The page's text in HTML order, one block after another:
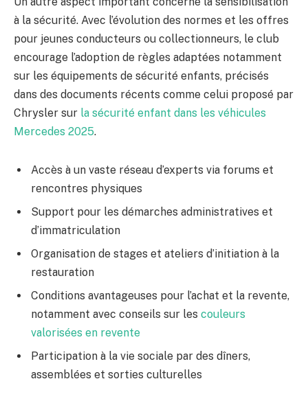
à la sécurité. Avec l’évolution des normes et les offres
pour jeunes conducteurs ou collectionneurs, le club
encourage l’adoption de règles adaptées notamment
sur les équipements de sécurité enfants, précisés
dans des documents récents comme celui proposé par
Chrysler sur la sécurité enfant dans les véhicules
Mercedes 2025.
Accès à un vaste réseau d’experts via forums et
rencontres physiques
Support pour les démarches administratives et
d’immatriculation
Organisation de stages et ateliers d’initiation à la
restauration
Conditions avantageuses pour l’achat et la revente,
notamment avec conseils sur les couleurs
valorisées en revente
Participation à la vie sociale par des dîners,
assemblées et sorties culturelles